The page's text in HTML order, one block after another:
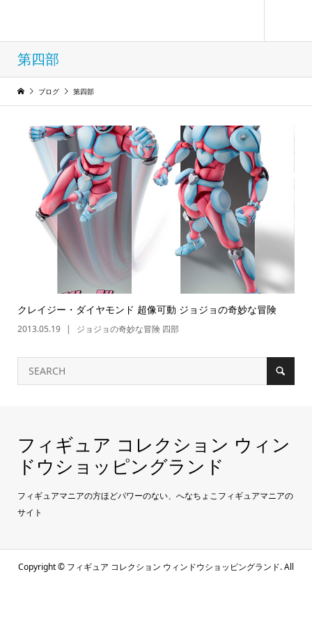
第四部
ブログ 第四部
クレイジー・ダイヤモンド 超像可動 ジョジョの奇妙な冒険
2013.05.19 ジョジョの奇妙な冒険 四部
フィギュア コレクション ウィン
ドウショッピングランド
フィギュアマニアの方ほどパワーのない、へなちょこフィギュアマニアの
サイト
Copyright © フィギュア コレクション ウィンドウショッピングランド. All